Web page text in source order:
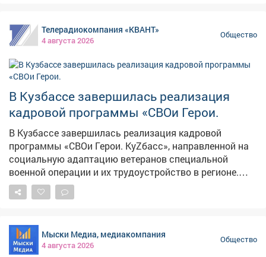
встречались с динозаврами - и всё это в VR-очках! 😎
🦖 🚀 Каждый смог стать героем собственной истории
- кто-то выбрал путь смелого исследователя, кто-то -
ловкого супергероя. А сколько восторга было в
глазах, когда получалось пройти сложный уровень
или справиться с неожиданным испытанием! 🤩
Ребята не только классно провели время, но и узнали,
теперь многие мечтают стать разработчиками игр или
инженерами VR-пространств. 💡 👾 Спасибо парку
виртуальной реальности за тёплый приём и крутые
впечатления!
Телерадиокомпания «КВАНТ»
4 августа 2026
Общество
В Кузбассе завершилась реализация
кадровой программы «СВОи Герои.
В Кузбассе завершилась реализация кадровой
программы «СВОи Герои. КуZбасс», направленной на
социальную адаптацию ветеранов специальной
военной операции и их трудоустройство в регионе.
Один из выпускников первого потока, Андрей Жилин
прошел переподготовку под личным руководством
Павла Камбалина. Чему за время программы
научились её участники и что планируют делать
дальше в материале Анны Ушаковой.
Мыски Медиа, медиакомпания
4 августа 2026
Общество